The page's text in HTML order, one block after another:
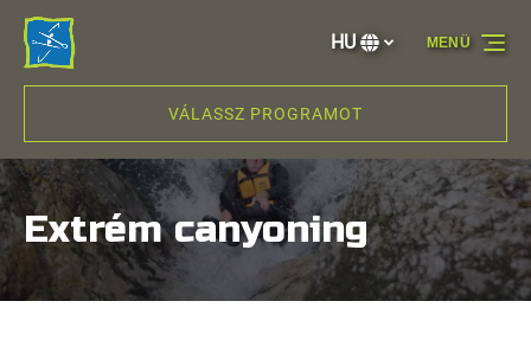
Ugrás az elsődleges navigációhoz
Ugrás a tartalomra
Ugrás a lábléchez
Nyelvválasztás
HU
VÁLASSZ PROGRAMOT
MENÜ
Extrém canyoning